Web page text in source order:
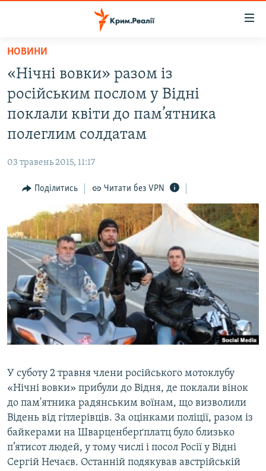
Перейти
основного
матеріалу
Перейти
до
основної
Перейти
пошуку
ВІДЕО ТА ФОТО
ПОГЛЯД
ІНТЕРВ'Ю
ВСЕ ЗА ДЕНЬ
СПЕЦПРОЕКТИ
ДЕПОРТАЦІЯ
ВІДЕОУРОКИ «ELIFBE»
СВІДЧЕННЯ ОКУПАЦІЇ
УКРАЇНСЬКА ПРОБЛЕМА КРИМУ
ІНФОГРАФІКА
ЯК ОБІЙТИ БЛОКУВАННЯ
Русский
Qırımtatar
ДОЛУЧАЙСЯ!
Усі сайти RFE/RL
НОВИНИ
«Нічні вовки» разом із
російським послом у Відні
поклали квіти до пам’ятника
полеглим солдатам
03 травень 2015, 11:17
Поділитись Читати без VPN
У суботу 2 травня члени російського мотоклубу
«Нічні вовки» прибули до Відня, де поклали вінок
до пам'ятника радянським воїнам, що визволили
Відень від гітлерівців. За оцінками поліції, разом із
байкерами на Шварценберґплатц було близько
п’ятисот людей, у тому числі і посол Росії у Відні
Сергій Нечаєв. Останній подякував австрійській